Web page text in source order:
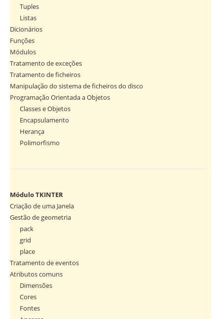
Tuples
Listas
Dicionários
Funções
Módulos
Tratamento de exceções
Tratamento de ficheiros
Manipulação do sistema de ficheiros do disco
Programação Orientada a Objetos
Classes e Objetos
Encapsulamento
Herança
Polimorfismo
Módulo TKINTER
Criação de uma Janela
Gestão de geometria
pack
grid
place
Tratamento de eventos
Atributos comuns
Dimensões
Cores
Fontes